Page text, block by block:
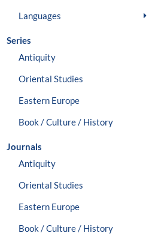
Languages
Series
Antiquity
Oriental Studies
Eastern Europe
Book / Culture / History
Journals
Antiquity
Oriental Studies
Eastern Europe
Book / Culture / History